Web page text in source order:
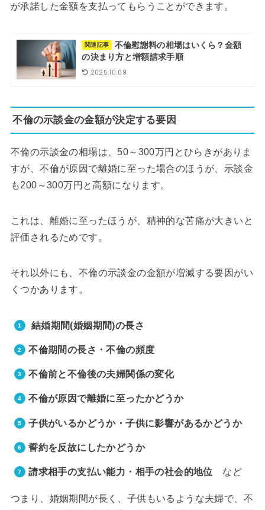
が承諾した金額を支払ってもらうことができます。
関連記事
不倫慰謝料の相場はいくら？金額
の決まり方と増額請求手順
2025.10.09
不倫の示談金の金額が決定する要因
不倫の示談金の相場は、50～300万円とひらきがありま
すが、不倫が原因で離婚に至った場合のほうが、示談金
も200～300万円と高額になります。
これは、離婚に至ったほうが、精神的な苦痛が大きいと
評価されるためです。
それ以外にも、不倫の示談金の金額が増減する要因がい
くつかあります。
結婚期間(婚姻期間)の長さ
不倫期間の長さ・不倫の頻度
不倫前と不倫後の夫婦関係の変化
不倫が原因で離婚に至ったかどうか
子供がいるかどうか・子供に影響があるかどうか
誓約を反故にしたかどうか
請求相手の支払い能力・相手の社会的地位 など
つまり、婚姻期間が長く、子供もいるような夫婦で、不